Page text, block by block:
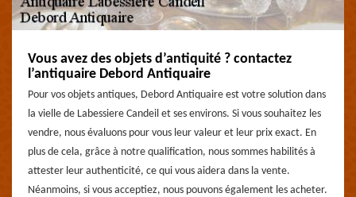
Vous avez des objets d’antiquité ? contactez
l’antiquaire Debord Antiquaire
Pour vos objets antiques, Debord Antiquaire est votre solution dans
la vielle de Labessiere Candeil et ses environs. Si vous souhaitez les
vendre, nous évaluons pour vous leur valeur et leur prix exact. En
plus de cela, grâce à notre qualification, nous sommes habilités à
attester leur authenticité, ce qui vous aidera dans la vente.
Néanmoins, si vous acceptiez, nous pouvons également les acheter.